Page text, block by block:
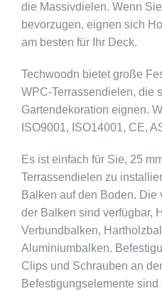
die Massivdielen. Wenn
bevorzugen, eignen sich
am besten für Ihr Deck.
Techwoodn bietet große
WPC-Terrassendielen, die
Gartendekoration eignen.
ISO9001, ISO14001, CE,
Es ist einfach für Sie, 25
Terrassendielen zu
Balken auf den Boden.
der Balken sind verfügbar,
Verbundbalken,
Aluminiumbalken.
Clips und Schrauben an
Befestigungselemente